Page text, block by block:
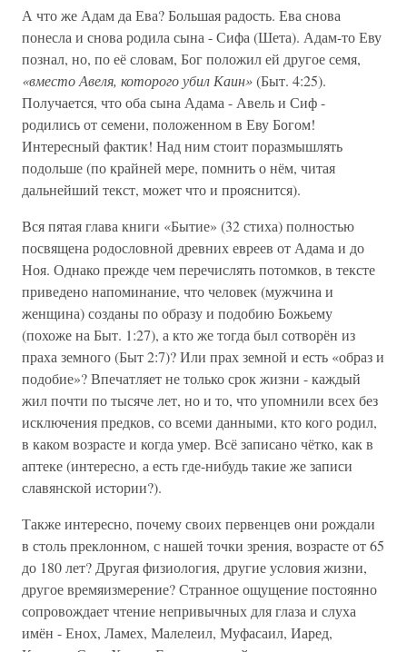
А что же Адам да Ева? Большая радость. Ева снова
понесла и снова родила сына - Сифа (Шета). Адам-то Еву
познал, но, по её словам, Бог положил ей другое семя,
«вместо Авеля, которого убил Каин»(Быт. 4:25).
Получается, что оба сына Адама - Авель и Сиф -
родились от семени, положенном в Еву Богом!
Интересный фактик! Над ним стоит поразмышлять
подольше (по крайней мере, помнить о нём, читая
дальнейший текст, может что и прояснится).
Вся пятая глава книги «Бытие» (32 стиха) полностью
посвящена родословной древних евреев от Адама и до
Ноя. Однако прежде чем перечислять потомков, в тексте
приведено напоминание, что человек (мужчина и
женщина) созданы по образу и подобию Божьему
(похоже на Быт. 1:27), а кто же тогда был сотворён из
праха земного (Быт 2:7)? Или прах земной и есть «образ и
подобие»? Впечатляет не только срок жизни - каждый
жил почти по тысяче лет, но и то, что упомнили всех без
исключения предков, со всеми данными, кто кого родил,
в каком возрасте и когда умер. Всё записано чётко, как в
аптеке (интересно, а есть где-нибудь такие же записи
славянской истории?).
Также интересно, почему своих первенцев они рождали
в столь преклонном, с нашей точки зрения, возрасте от 65
до 180 лет? Другая физиология, другие условия жизни,
другое времяизмерение? Странное ощущение постоянно
сопровождает чтение непривычных для глаза и слуха
имён - Енох, Ламех, Малелеил, Муфасаил, Иаред,